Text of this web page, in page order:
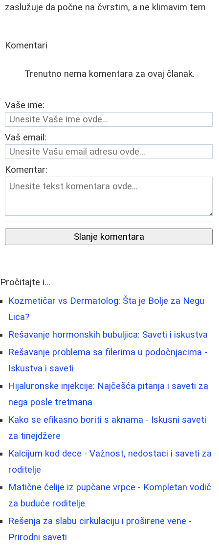
zaslužuje da počne na čvrstim, a ne klimavim tem
Komentari
Trenutno nema komentara za ovaj članak.
Vaše ime:
Vaš email:
Komentar:
Slanje komentara
Pročitajte i...
Kozmetičar vs Dermatolog: Šta je Bolje za Negu
Lica?
Rešavanje hormonskih bubuljica: Saveti i iskustva
Rešavanje problema sa filerima u podočnjacima -
Iskustva i saveti
Hijaluronske injekcije: Najčešća pitanja i saveti za
nega posle tretmana
Kako se efikasno boriti s aknama - Iskusni saveti
za tinejdžere
Kalcijum kod dece - Važnost, nedostaci i saveti za
roditelje
Matične ćelije iz pupčane vrpce - Kompletan vodič
za buduće roditelje
Rešenja za slabu cirkulaciju i proširene vene -
Prirodni saveti